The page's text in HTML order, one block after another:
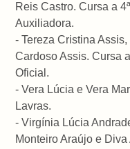
Reis Castro. Cursa a
Auxiliadora.
- Tereza Cristina
Cardoso Assis. Cursa
Oficial.
- Vera Lúcia e Vera
Lavras.
- Virgínia Lúcia
Monteiro Araújo e